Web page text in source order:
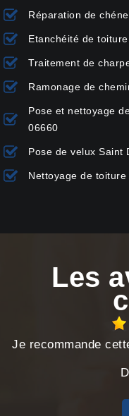
Réparation de
Etanchéité de
Traitement de
Ramonage de
Pose et nettoyage
06660
Pose de velux Saint
Nettoyage de
Les
Je recommande